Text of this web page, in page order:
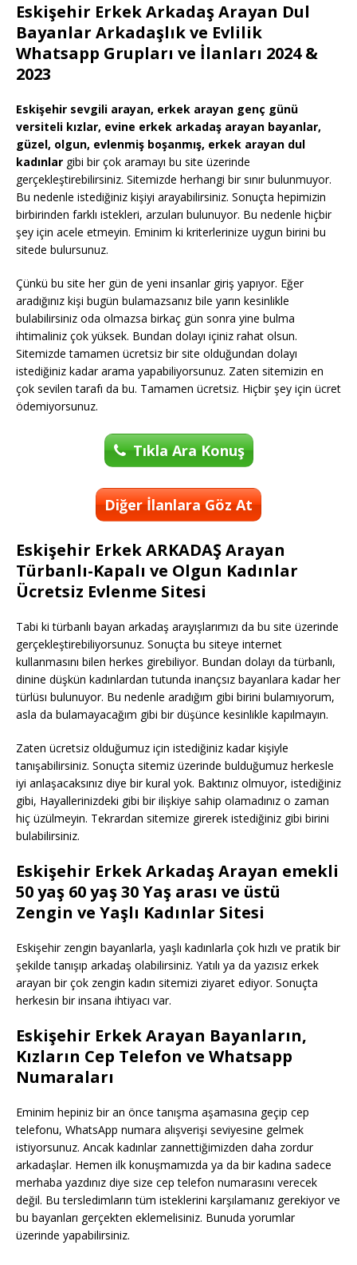
Eskişehir Erkek Arkadaş Arayan Dul
Bayanlar Arkadaşlık ve Evlilik
Whatsapp Grupları ve İlanları 2024 &
2023
Eskişehir sevgili arayan, erkek arayan genç günü
versiteli kızlar, evine erkek arkadaş arayan bayanlar,
güzel, olgun, evlenmiş boşanmış, erkek arayan dul
kadınlar gibi bir çok aramayı bu site üzerinde
gerçekleştirebilirsiniz. Sitemizde herhangi bir sınır bulunmuyor.
Bu nedenle istediğiniz kişiyi arayabilirsiniz. Sonuçta hepimizin
birbirinden farklı istekleri, arzuları bulunuyor. Bu nedenle hiçbir
şey için acele etmeyin. Eminim ki kriterlerinize uygun birini bu
sitede bulursunuz.
Çünkü bu site her gün de yeni insanlar giriş yapıyor. Eğer
aradığınız kişi bugün bulamazsanız bile yarın kesinlikle
bulabilirsiniz oda olmazsa birkaç gün sonra yine bulma
ihtimaliniz çok yüksek. Bundan dolayı içiniz rahat olsun.
Sitemizde tamamen ücretsiz bir site olduğundan dolayı
istediğiniz kadar arama yapabiliyorsunuz. Zaten sitemizin en
çok sevilen tarafı da bu. Tamamen ücretsiz. Hiçbir şey için ücret
ödemiyorsunuz.
Tıkla Ara Konuş
Diğer İlanlara Göz At
Eskişehir Erkek ARKADAŞ Arayan
Türbanlı-Kapalı ve Olgun Kadınlar
Ücretsiz Evlenme Sitesi
Tabi ki türbanlı bayan arkadaş arayışlarımızı da bu site üzerinde
gerçekleştirebiliyorsunuz. Sonuçta bu siteye internet
kullanmasını bilen herkes girebiliyor. Bundan dolayı da türbanlı,
dinine düşkün kadınlardan tutunda inançsız bayanlara kadar her
türlüsı bulunuyor. Bu nedenle aradığım gibi birini bulamıyorum,
asla da bulamayacağım gibi bir düşünce kesinlikle kapılmayın.
Zaten ücretsiz olduğumuz için istediğiniz kadar kişiyle
tanışabilirsiniz. Sonuçta sitemiz üzerinde bulduğumuz herkesle
iyi anlaşacaksınız diye bir kural yok. Baktınız olmuyor, istediğiniz
gibi, Hayallerinizdeki gibi bir ilişkiye sahip olamadınız o zaman
hiç üzülmeyin. Tekrardan sitemize girerek istediğiniz gibi birini
bulabilirsiniz.
Eskişehir Erkek Arkadaş Arayan emekli
50 yaş 60 yaş 30 Yaş arası ve üstü
Zengin ve Yaşlı Kadınlar Sitesi
Eskişehir zengin bayanlarla, yaşlı kadınlarla çok hızlı ve pratik bir
şekilde tanışıp arkadaş olabilirsiniz. Yatılı ya da yazısız erkek
arayan bir çok zengin kadın sitemizi ziyaret ediyor. Sonuçta
herkesin bir insana ihtiyacı var.
Eskişehir Erkek Arayan Bayanların,
Kızların Cep Telefon ve Whatsapp
Numaraları
Eminim hepiniz bir an önce tanışma aşamasına geçip cep
telefonu, WhatsApp numara alışverişi seviyesine gelmek
istiyorsunuz. Ancak kadınlar zannettiğimizden daha zordur
arkadaşlar. Hemen ilk konuşmamızda ya da bir kadına sadece
merhaba yazdınız diye size cep telefon numarasını verecek
değil. Bu tersledimların tüm isteklerini karşılamanız gerekiyor ve
bu bayanları gerçekten eklemelisiniz. Bunuda yorumlar
üzerinde yapabilirsiniz.